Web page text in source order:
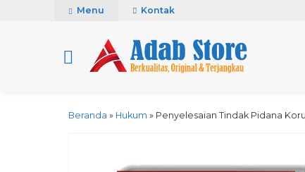
Menu Kontak
Beranda » Hukum » Penyelesaian Tindak Pidana